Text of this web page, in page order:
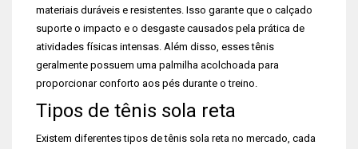
materiais duráveis e resistentes. Isso garante que o calçado
suporte o impacto e o desgaste causados pela prática de
atividades físicas intensas. Além disso, esses tênis
geralmente possuem uma palmilha acolchoada para
proporcionar conforto aos pés durante o treino.
Tipos de tênis sola reta
Existem diferentes tipos de tênis sola reta no mercado, cada